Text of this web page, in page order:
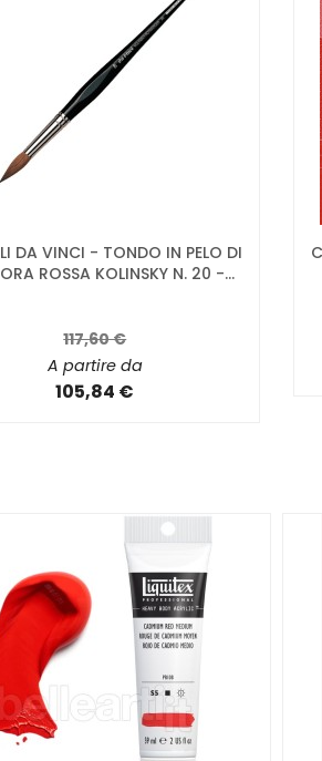
DA VINCI - TONDO IN PELO DI
ROSSA KOLINSKY N. 20 -...
117,60 €
A partire da
105,84 €